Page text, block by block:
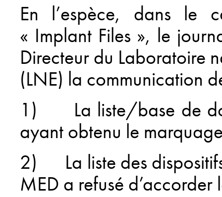
En l’espèce, dans le
« Implant Files », le
Directeur du Laboratoire
(LNE) la communication
1) La liste/base de
ayant obtenu le
2) La liste des
MED a refusé d’accorder